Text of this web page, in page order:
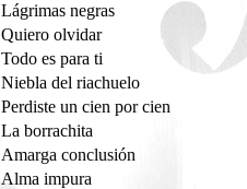
Lágrimas negras
Quiero olvidar
Todo es para ti
Niebla del riachuelo
Perdiste un cien por cien
La borrachita
Amarga conclusión
Alma impura